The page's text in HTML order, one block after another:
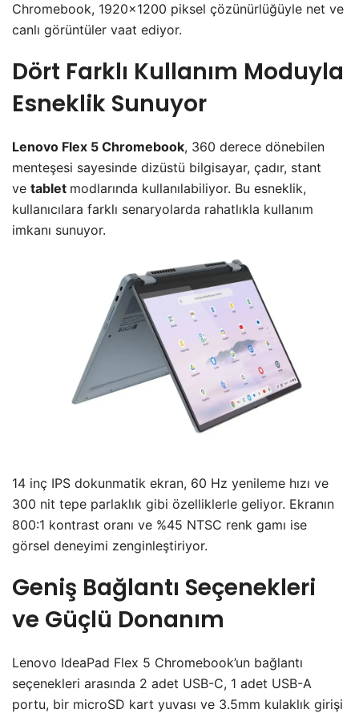
Chromebook, 1920×1200 piksel çözünürlüğüyle net ve
canlı görüntüler vaat ediyor.
Dört Farklı Kullanım Moduyla
Esneklik Sunuyor
Lenovo Flex 5 Chromebook, 360 derece dönebilen
menteşesi sayesinde dizüstü bilgisayar, çadır, stant
ve tablet modlarında kullanılabiliyor. Bu esneklik,
kullanıcılara farklı senaryolarda rahatlıkla kullanım
imkanı sunuyor.
14 inç IPS dokunmatik ekran, 60 Hz yenileme hızı ve
300 nit tepe parlaklık gibi özelliklerle geliyor. Ekranın
800:1 kontrast oranı ve %45 NTSC renk gamı ise
görsel deneyimi zenginleştiriyor.
Geniş Bağlantı Seçenekleri
ve Güçlü Donanım
Lenovo IdeaPad Flex 5 Chromebook’un bağlantı
seçenekleri arasında 2 adet USB-C, 1 adet USB-A
portu, bir microSD kart yuvası ve 3.5mm kulaklık girişi